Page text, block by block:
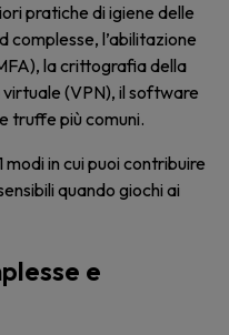
pratiche di igiene delle
complesse, l’abilitazione
la crittografia della
(VPN), il software
truffe più comuni.
in cui puoi contribuire
quando giochi ai
e